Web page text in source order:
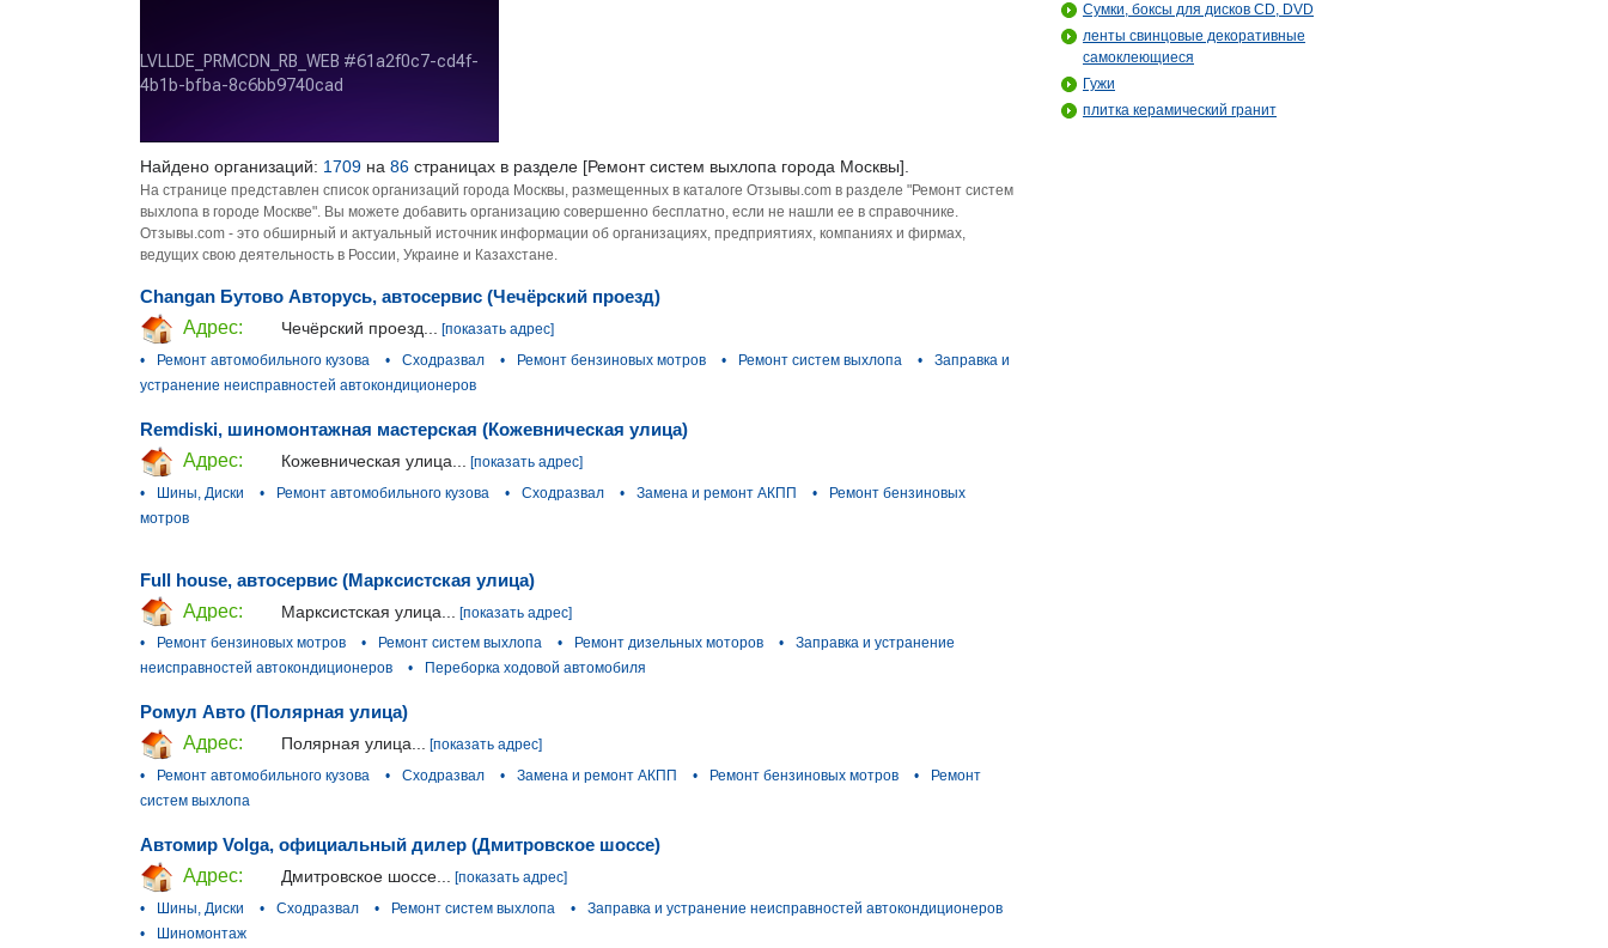
Найдено организаций: 1709 на 86 страницах в разделе [Ремонт систем выхлопа города Москвы].
На странице представлен список организаций города Москвы, размещенных в каталоге Отзывы.com в разделе "Ремонт систем
выхлопа в городе Москве". Вы можете добавить организацию совершенно бесплатно, если не нашли ее в справочнике.
Отзывы.com - это обширный и актуальный источник информации об организациях, предприятиях, компаниях и фирмах,
ведущих свою деятельность в России, Украине и Казахстане.
Changan Бутово Авторусь, автосервис (Чечёрский проезд)
Адрес:
Чечёрский проезд...
[показать адрес]
•
Ремонт автомобильного кузова • Сходразвал • Ремонт бензиновых мотров • Ремонт систем выхлопа •
Заправка и
устранение неисправностей автокондиционеров
Remdiski, шиномонтажная мастерская (Кожевническая улица)
Адрес:
Кожевническая улица...
[показать адрес]
•
Шины, Диски • Ремонт автомобильного кузова • Сходразвал • Замена и ремонт АКПП •
Ремонт бензиновых
мотров
Full house, автосервис (Марксистская улица)
Адрес:
Марксистская улица...
[показать адрес]
•
Ремонт бензиновых мотров • Ремонт систем выхлопа • Ремонт дизельных моторов •
Заправка и устранение
неисправностей автокондиционеров
• Переборка ходовой автомобиля
Ромул Авто (Полярная улица)
Адрес:
Полярная улица... [показать адрес]
•
Ремонт автомобильного кузова • Сходразвал • Замена и ремонт АКПП • Ремонт бензиновых мотров •
Ремонт
систем выхлопа
Автомир Volga, официальный дилер (Дмитровское шоссе)
Адрес:
Дмитровское шоссе...
[показать адрес]
•
Шины, Диски • Сходразвал • Ремонт систем выхлопа •
Заправка и устранение неисправностей автокондиционеров
•
Шиномонтаж
Сумки, боксы для дисков CD, DVD
ленты свинцовые декоративные
самоклеющиеся
Гужи
плитка керамический гранит